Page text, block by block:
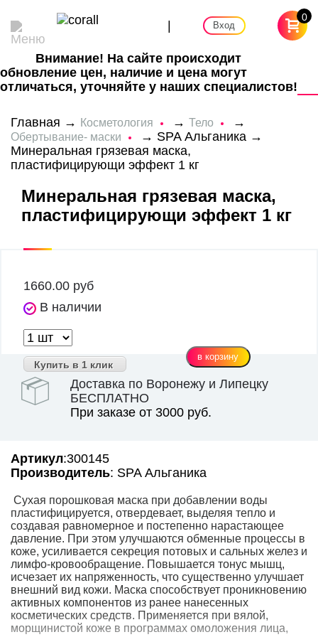
| Вход
0
Внимание! На сайте происходит
обновление цен, наличие и цена могут
отличаться, уточняйте у наших специалистов!
Главная → Косметология → Тело →
Обертывание- маски → SPA Альганика→
Минеральная грязевая маска,
пластифицирующи эффект 1 кг
Минеральная грязевая маска,
пластифицирующи эффект 1 кг
1660.00 руб
В наличии
Купить в 1 клик
Доставка по Воронежу и Липецку
БЕСПЛАТНО
При заказе от 3000 руб.
Артикул:300145
Производитель: SPA Альганика
Сухая порошковая маска при добавлении воды
пластифицируется, отвердевает, выделяя тепло и
создавая равномерное и постепенно нарастающее
давление. При этом улучшаются обменные процессы в
коже, усиливается секреция потовых и сальных желез и
лимфо-кровообращение. Повышается тонус мышц,
исчезает их напряженность, что существенно улучшает
внешний вид кожи. Маска способствует проникновению
активных компонентов из ранее нанесенных
косметических средств. Применяется при вялой,
морщинистой коже в программах омоложения лица,